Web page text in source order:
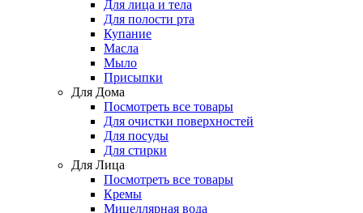
Для лица и тела
Для полости рта
Купание
Масла
Мыло
Присыпки
Для Дома
Посмотреть все товары
Для очистки поверхностей
Для посуды
Для стирки
Для Лица
Посмотреть все товары
Кремы
Мицеллярная вода